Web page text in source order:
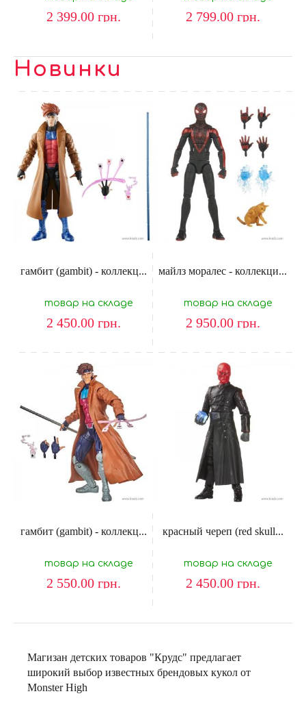
2 399.00 грн. 2 799.00 грн.
Новинки
гамбит (gambit) - коллекц...
товар на складе
2 450.00 грн.
майлз моралес - коллекци...
товар на складе
2 950.00 грн.
гамбит (gambit) - коллекц...
товар на складе
2 550.00 грн.
красный череп (red skull...
товар на складе
2 450.00 грн.
Магизан детских товаров "Крудс" предлагает
широкий выбор известных брендовых кукол от
Monster High